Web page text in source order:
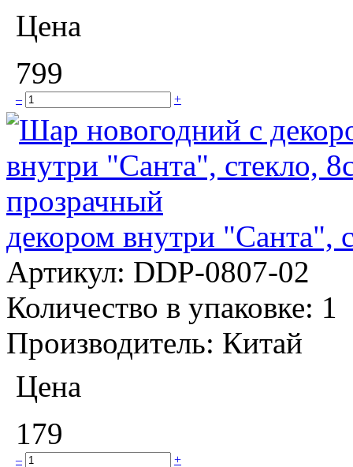
Цена
799
– +
декором внутри "Санта",
Артикул: DDP-0807-02
Количество в упаковке: 1
Производитель: Китай
Цена
179
– +